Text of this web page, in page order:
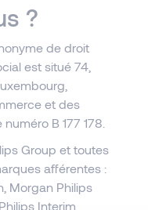
?
de droit
est situé 74,
et des
B 177 178.
Group et toutes
afférentes :
Morgan Philips
Interim